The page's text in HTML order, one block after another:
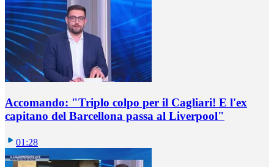
Accomando: "Triplo colpo per il Cagliari! E l'ex
capitano del Barcellona passa al Liverpool"
01:28